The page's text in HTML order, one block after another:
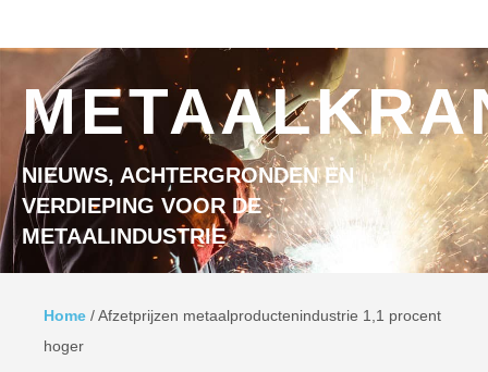
NIEUWS, ACHTERGRONDEN EN
VERDIEPING VOOR DE
METAALINDUSTRIE
Home /Afzetprijzen metaalproductenindustrie 1,1 procent
hoger